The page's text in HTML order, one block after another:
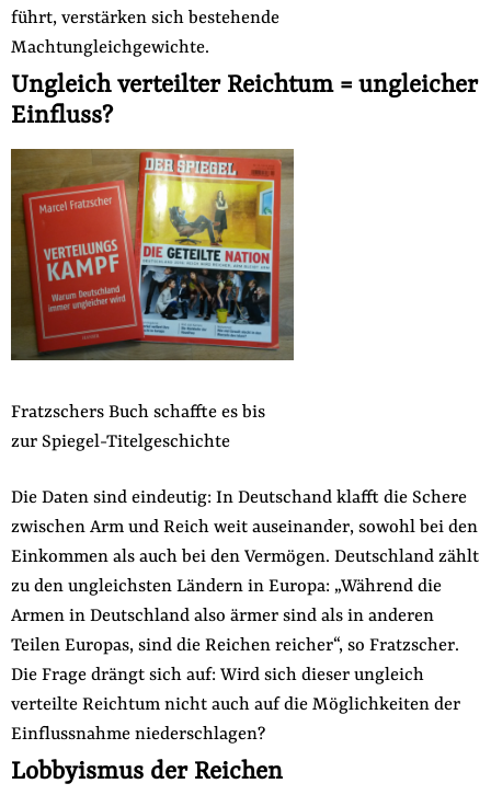
Impressum
Suche
auf
Website
Folge Uns
FacebookMastodon
BlueskyInstagramYoutube
führt, verstärken sich bestehende
Machtungleichgewichte.
Ungleich verteilter Reichtum = ungleicher
Einfluss?
Fratzschers Buch schaffte es bis
zur Spiegel-Titelgeschichte
Die Daten sind eindeutig: In Deutschand klafft die Schere
zwischen Arm und Reich weit auseinander, sowohl bei den
Einkommen als auch bei den Vermögen. Deutschland zählt
zu den ungleichsten Ländern in Europa: „Während die
Armen in Deutschland also ärmer sind als in anderen
Teilen Europas, sind die Reichen reicher“, so Fratzscher.
Die Frage drängt sich auf: Wird sich dieser ungleich
verteilte Reichtum nicht auch auf die Möglichkeiten der
Einflussnahme niederschlagen?
Lobbyismus der Reichen